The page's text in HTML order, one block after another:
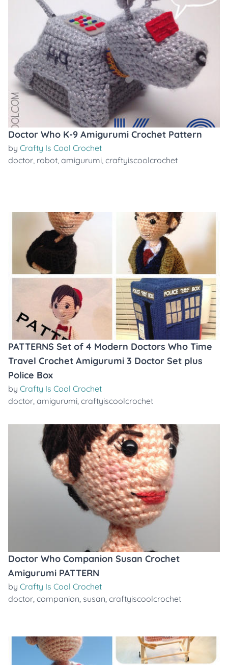
Doctor Who K-9 Amigurumi Crochet Pattern
by Crafty Is Cool Crochet
doctor, robot, amigurumi, craftyiscoolcrochet
PATTERNS Set of 4 Modern Doctors Who Time
Travel Crochet Amigurumi 3 Doctor Set plus
Police Box
by Crafty Is Cool Crochet
doctor, amigurumi, craftyiscoolcrochet
Doctor Who Companion Susan Crochet
Amigurumi PATTERN
by Crafty Is Cool Crochet
doctor, companion, susan, craftyiscoolcrochet